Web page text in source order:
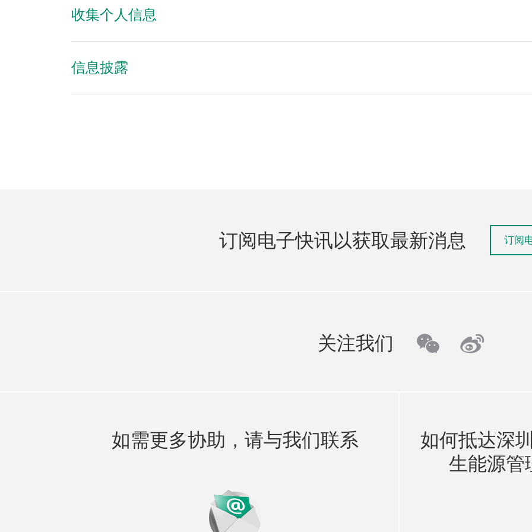
收集个人信息
信息披露
订阅电子快讯以获取最新消息 订阅
关注我们 wechatweibo
如需更多协助，请与我们联系
如何抵达深
生能源管